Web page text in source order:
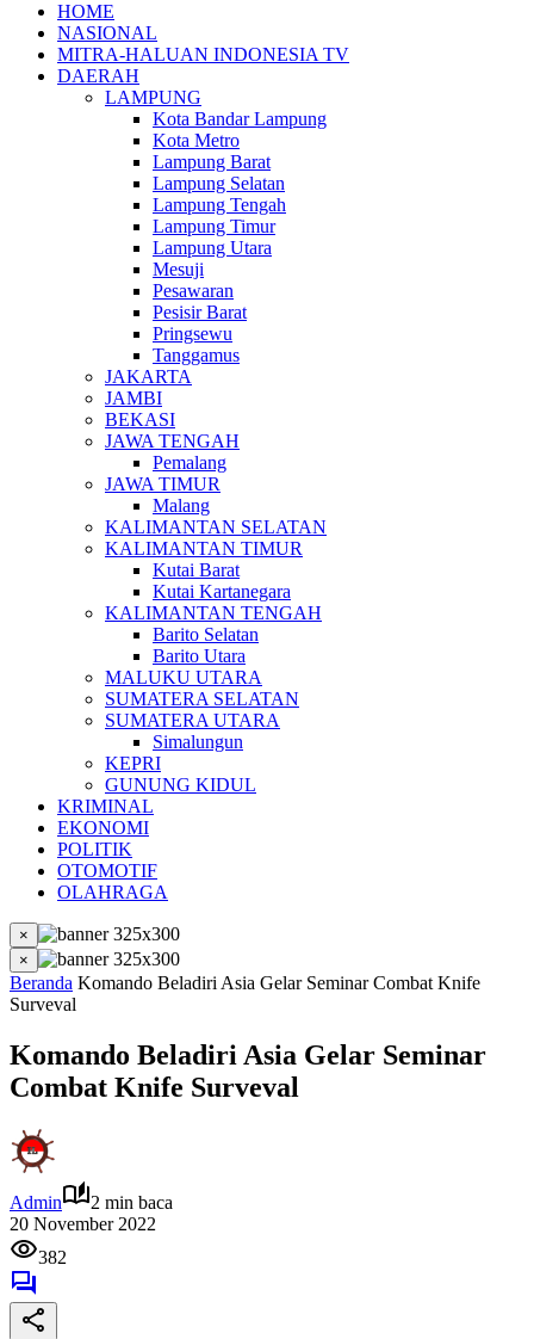
HOME
NASIONAL
MITRA-HALUAN INDONESIA TV
DAERAH
LAMPUNG
Kota Bandar Lampung
Kota Metro
Lampung Barat
Lampung Selatan
Lampung Tengah
Lampung Timur
Lampung Utara
Mesuji
Pesawaran
Pesisir Barat
Pringsewu
Tanggamus
JAKARTA
JAMBI
BEKASI
JAWA TENGAH
Pemalang
JAWA TIMUR
Malang
KALIMANTAN SELATAN
KALIMANTAN TIMUR
Kutai Barat
Kutai Kartanegara
KALIMANTAN TENGAH
Barito Selatan
Barito Utara
MALUKU UTARA
SUMATERA SELATAN
SUMATERA UTARA
Simalungun
KEPRI
GUNUNG KIDUL
KRIMINAL
EKONOMI
POLITIK
OTOMOTIF
OLAHRAGA
×
×
Beranda Komando Beladiri Asia Gelar Seminar Combat Knife
Surveval
Komando Beladiri Asia Gelar Seminar
Combat Knife Surveval
Admin
2 min baca
20 November 2022
382